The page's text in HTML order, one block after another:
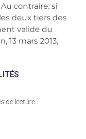
contraire, si
deux tiers des
valide du
13 mars 2013,
de lecture